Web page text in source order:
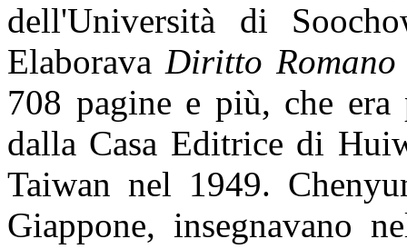
dell'Università di
ElaboravaDiritto Romano
708 pagine e più, che
dalla Casa Editrice di
Taiwan nel 1949.
Giappone, insegnavano